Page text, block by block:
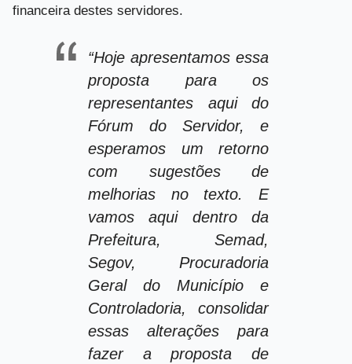
financeira destes servidores.
“Hoje apresentamos essa
proposta para os
representantes aqui do
Fórum do Servidor, e
esperamos um retorno
com sugestões de
melhorias no texto. E
vamos aqui dentro da
Prefeitura, Semad,
Segov, Procuradoria
Geral do Município e
Controladoria, consolidar
essas alterações para
fazer a proposta de